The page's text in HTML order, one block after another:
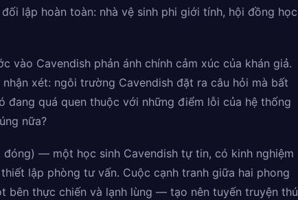
lập hoàn toàn: nhà vệ sinh phi giới tính, hội đồng học
vào Cavendish phản ánh chính cảm xúc của khán giả.
xét: ngôi trường Cavendish đặt ra câu hỏi mà bất
quá quen thuộc với những điểm lỗi của hệ thống
nữa?
— một học sinh Cavendish tự tin, có kinh nghiệm
lập phòng tư vấn. Cuộc cạnh tranh giữa hai phong
thực chiến và lạnh lùng — tạo nên tuyến truyện thú